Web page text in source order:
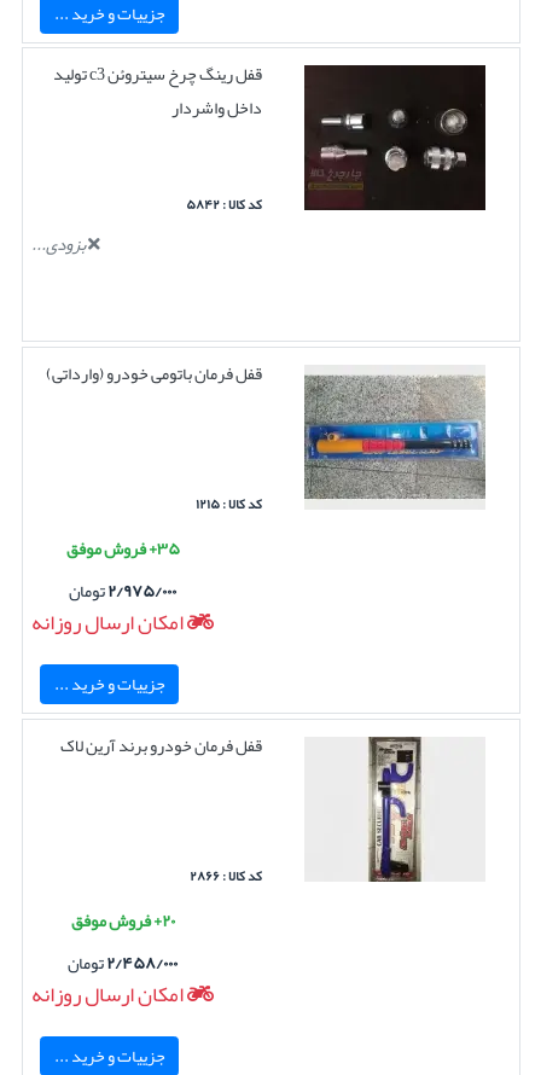
جزییات و خرید ...
قفل رینگ چرخ سیتروئن c3 تولید
داخل واشردار
کد کالا : ۵۸۴۲
بزودی...
قفل فرمان باتومی خودرو (وارداتی)
کد کالا : ۱۲۱۵
۳۵+ فروش موفق
۲/۹۷۵/۰۰۰تومان
امکان ارسال روزانه
جزییات و خرید ...
قفل فرمان خودرو برند آرین لاک
کد کالا : ۲۸۶۶
۲۰+ فروش موفق
۲/۴۵۸/۰۰۰تومان
امکان ارسال روزانه
جزییات و خرید ...